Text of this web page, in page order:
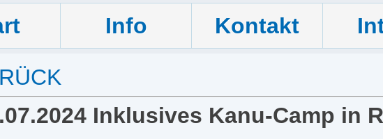
Info Kontakt
Inklusives Kanu-Camp in